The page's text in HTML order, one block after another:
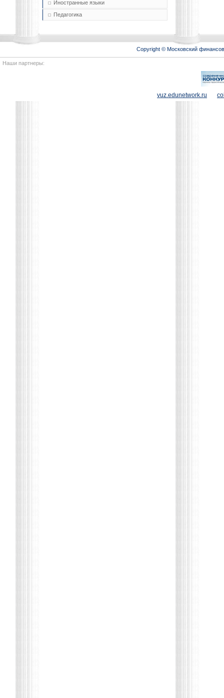
Иностранные языки
Педагогика
Copyright © Московский
Наши партнеры:
vuz.edunetwork.ru